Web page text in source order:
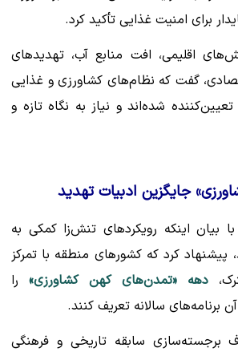
برای امنیت غذایی تأکید کرد.
اقلیمی، افت منابع آب، تهدیدهای
گفت که نظام‌های کشاورزی و غذایی
شده‌اند و نیاز به نگاه تازه و
جایگزین ادبیات تهدید
بیان اینکه رویکردهای تنش‌زا کمکی به
پیشنهاد کرد که کشورهای منطقه با تمرکز
دهه «تمدن‌های کهن کشاورزی» را
برنامه‌های سالانه تعریف کنند.
برجسته‌سازی سابقه تاریخی و فرهنگی